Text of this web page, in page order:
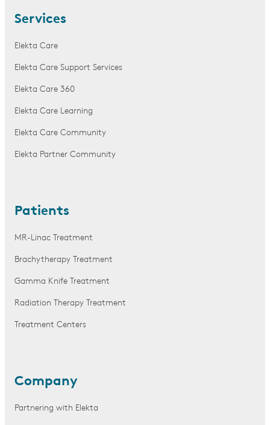
Services
Elekta Care
Elekta Care Support Services
Elekta Care 360
Elekta Care Learning
Elekta Care Community
Elekta Partner Community
Patients
MR-Linac Treatment
Brachytherapy Treatment
Gamma Knife Treatment
Radiation Therapy Treatment
Treatment Centers
Company
Partnering with Elekta